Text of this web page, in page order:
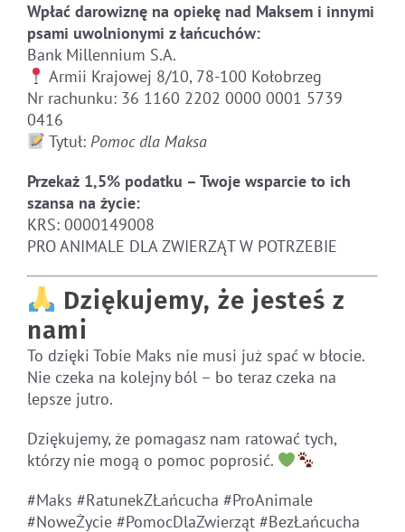
Wpłać darowiznę na opiekę nad Maksem i innymi
psami uwolnionymi z łańcuchów:
Bank Millennium S.A.
Armii Krajowej 8/10, 78-100 Kołobrzeg
Nr rachunku: 36 1160 2202 0000 0001 5739
0416
Tytuł:Pomoc dla Maksa
Przekaż 1,5% podatku – Twoje wsparcie to ich
szansa na życie:
KRS: 0000149008
PRO ANIMALE DLA ZWIERZĄT W POTRZEBIE
Dziękujemy, że jesteś z
nami
To dzięki Tobie Maks nie musi już spać w błocie.
Nie czeka na kolejny ból – bo teraz czeka na
lepsze jutro.
Dziękujemy, że pomagasz nam ratować tych,
którzy nie mogą o pomoc poprosić.
#Maks #RatunekZŁańcucha #ProAnimale
#NoweŻycie #PomocDlaZwierząt #BezŁańcucha